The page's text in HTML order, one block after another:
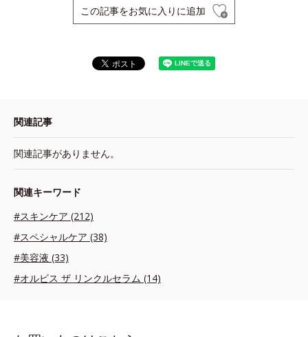
この記事をお気に入りに追加
関連記事
関連記事がありません。
関連キーワード
#スキンケア (212)
#スペシャルケア (38)
#美容液 (33)
#オルビス ザ リンクルセラム (14)